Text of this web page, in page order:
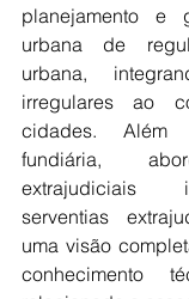
planejamento e
urbana de
urbana,
irregulares ao
cidades. Além
fundiária,
extrajudiciais
serventias
uma visão
conhecimento